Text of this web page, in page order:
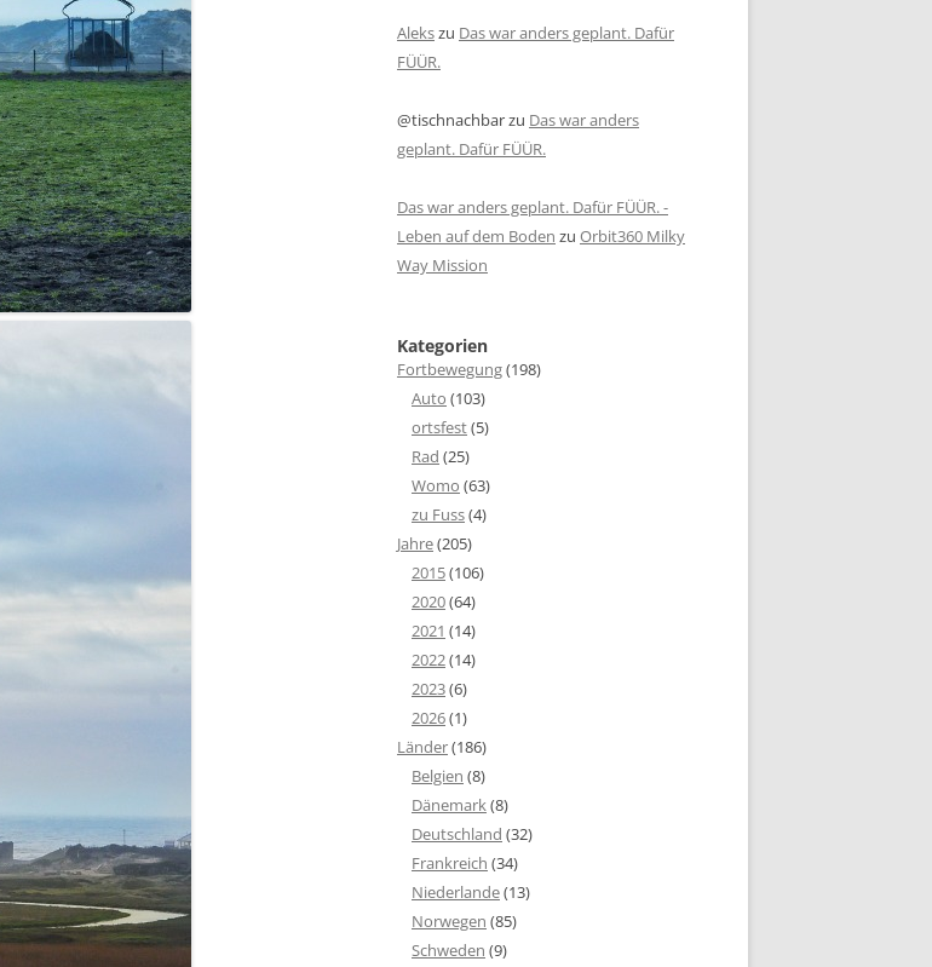
Alekszu Das war anders geplant. Dafür
FÜÜR.
@tischnachbarzu Das war anders
geplant. Dafür FÜÜR.
Das war anders geplant. Dafür FÜÜR. -
Leben auf dem Boden zu Orbit360 Milky
Way Mission
Kategorien
Fortbewegung(198)
Auto (103)
ortsfest(5)
Rad (25)
Womo (63)
zu Fuss(4)
Jahre(205)
2015(106)
2020(64)
2021 (14)
2022(14)
2023(6)
2026(1)
Länder(186)
Belgien (8)
Dänemark(8)
Deutschland (32)
Frankreich (34)
Niederlande(13)
Norwegen (85)
Schweden (9)